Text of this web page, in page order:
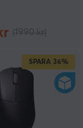
SPARA 36%